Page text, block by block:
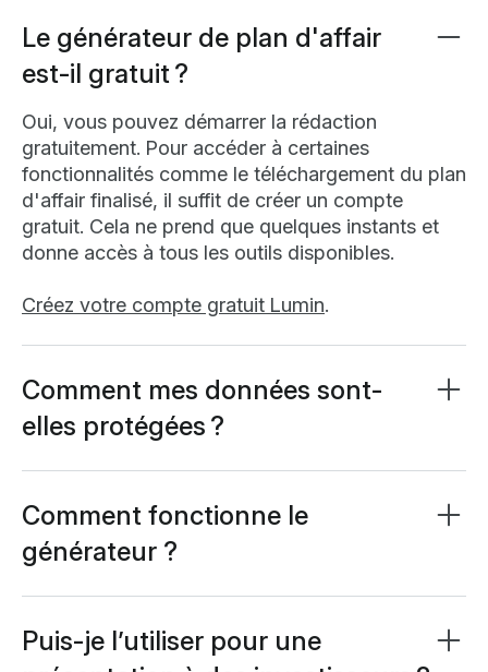
Le générateur de plan d'affair
est-il gratuit ?
Oui, vous pouvez démarrer la rédaction
gratuitement. Pour accéder à certaines
fonctionnalités comme le téléchargement du plan
d'affair finalisé, il suffit de créer un compte
gratuit. Cela ne prend que quelques instants et
donne accès à tous les outils disponibles.
Créez votre compte gratuit Lumin.
Comment mes données sont-
elles protégées ?
chiffrées avec la norme AES 256 et stockées en
base de données sécurisée de niveau entreprise.
Les données saisies ne servent pas à entraîner le
En savoir plus sur la sécurité chez Lumin
ou lire
Comment fonctionne le
générateur ?
réponses. À travers une interface guidée sous
forme de chat, vous répondez à des questions
Puis-je l’utiliser pour une